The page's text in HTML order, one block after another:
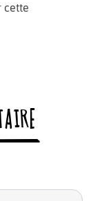
cette